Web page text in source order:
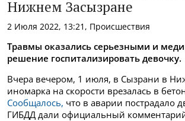
Нижнем Засызране
2 Июля 2022, 13:21, Происшествия
Травмы оказались серьезными и
решение госпитализировать девочку.
Вчера вечером, 1 июля, в Сызрани в
иномарка на скорости врезалась в
Сообщалось, что в аварии пострадало
ГИБДД дали официальный